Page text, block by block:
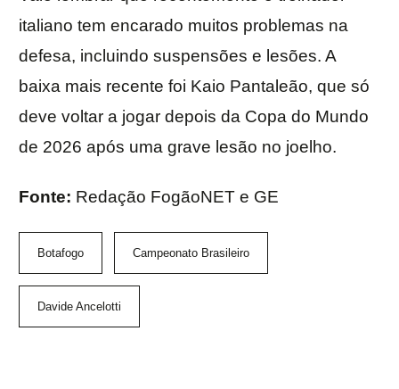
italiano tem encarado muitos problemas na
defesa, incluindo suspensões e lesões. A
baixa mais recente foi Kaio Pantaleão, que só
deve voltar a jogar depois da Copa do Mundo
de 2026 após uma grave lesão no joelho.
Fonte: Redação FogãoNET e GE
Botafogo Campeonato Brasileiro
Davide Ancelotti